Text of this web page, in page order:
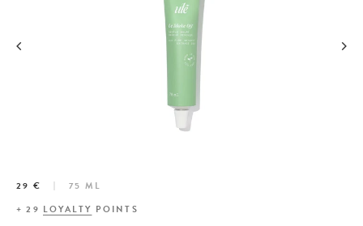
29 €
75 ML
+29 LOYALTY POINTS